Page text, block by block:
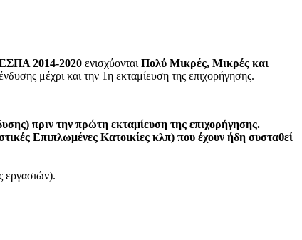
ΕΣΠΑ 2014-2020 ενισχύονται Πολύ Μικρές, Μικρές και
μέχρι και την 1η εκταμίευση της επιχορήγησης.
πριν την πρώτη εκταμίευση της επιχορήγησης.
Επιπλωμένες Κατοικίες κλπ) που έχουν ήδη συσταθεί
εργασιών).